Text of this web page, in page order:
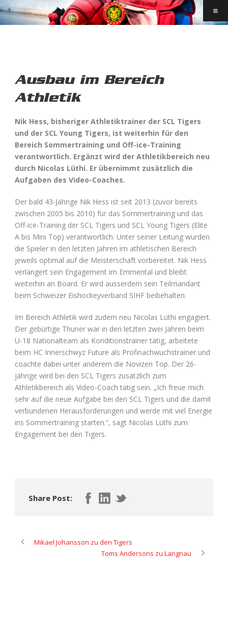
Ausbau im Bereich
Athletik
Nik Hess, bisheriger Athletiktrainer der SCL Tigers
und der SCL Young Tigers, ist weiterhin für den
Bereich Sommertraining und Off-ice-Training
verantwortlich. Ergänzt wird der Athletikbereich neu
durch Nicolas Lüthi. Er übernimmt zusätzlich die
Aufgaben des Video-Coaches.
Der bald 43-Jährige Nik Hess ist seit 2013 (zuvor bereits
zwischen 2005 bis 2010) für das Sommertraining und das
Off-ice-Training der SCL Tigers und SCL Young Tigers (Elite
A bis Mini Top) verantwortlich. Unter seiner Leitung wurden
die Spieler in den letzten Jahren im athletischen Bereich
jeweils optimal auf die Meisterschaft vorbereitet. Nik Hess
verlängert sein Engagement im Emmental und bleibt
weiterhin an Board. Er wird ausserdem sein Teilmandant
beim Schweizer Eishockeyverband SIHF beibehalten.
Im Bereich Athletik wird zudem neu Nicolas Lüthi engagiert.
Der gebürtige Thuner war in den letzten zwei Jahren beim
U-18 Nationalteam als Konditionstrainer tätig, arbeitete
beim HC Innerschwyz Future als Profinachwuchstrainer und
coachte dabei unter anderem die Novizen Top. Der 26-
jährige wird bei den SCL Tigers zusätzlich zum
Athletikbereich als Video-Coach tätig sein. „Ich freue mich
sehr auf die neue Aufgabe bei den SCL Tigers und die damit
verbundenen Herausforderungen und werde mit viel Energie
ins Sommertraining starten.“, sagt Nicolas Lüthi zum
Engagement bei den Tigers.
Share Post:
Mikael Johansson zu den Tigers
Toms Andersons zu Langnau